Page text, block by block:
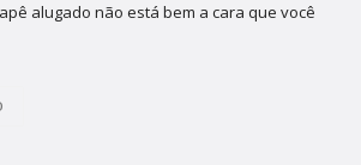
alugado não está bem a cara que você